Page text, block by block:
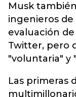
Musk
ingenieros de
evaluación
Twitter, pero
"voluntaria" y
Las primeras